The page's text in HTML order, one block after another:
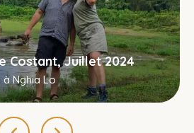
Costant, Juillet 2024
Nghia Lo